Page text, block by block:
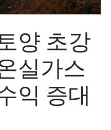
양 초강
실가스
익 증대